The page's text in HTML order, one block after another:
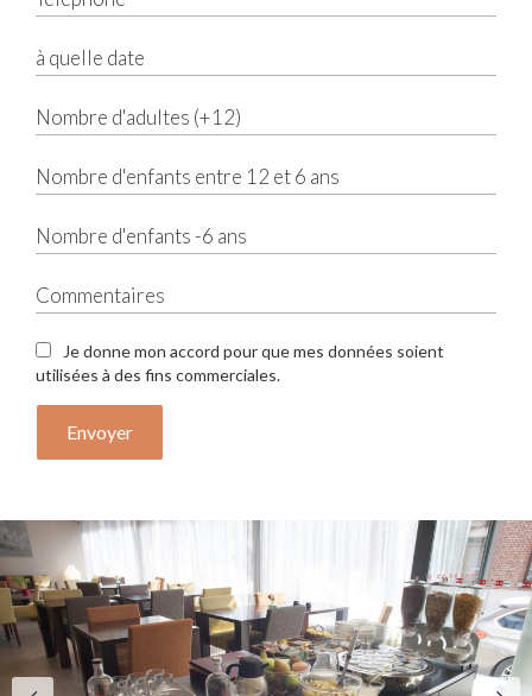
Je donne mon accord pour que mes données soient
utilisées à des fins commerciales.
Envoyer